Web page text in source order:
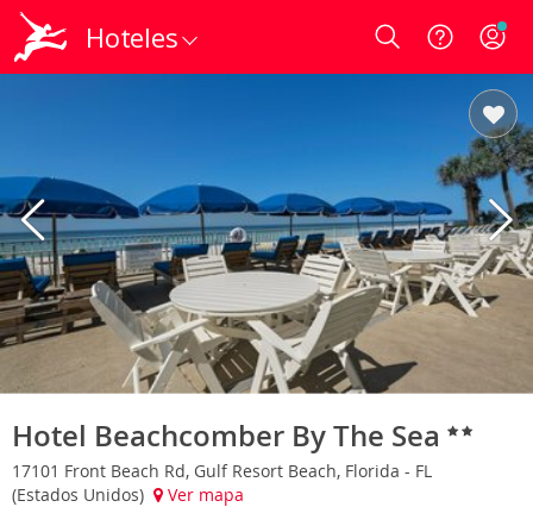
Hoteles Login
Hotel Beachcomber By The Sea
17101 Front Beach Rd, Gulf Resort Beach, Florida - FL
(Estados Unidos)
Ver mapa